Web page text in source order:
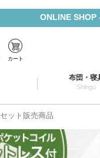
ONLINE SHOP
カート
布団・寝
Shingu
セット販売商品